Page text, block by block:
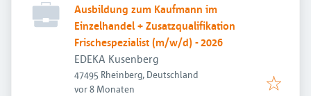
Ausbildung zum Kaufmann im
Einzelhandel + Zusatzqualifikation
Frischespezialist (m/w/d) - 2026
EDEKA Kusenberg
47495 Rheinberg, Deutschland
Veröffentlicht:
vor 8 Monaten